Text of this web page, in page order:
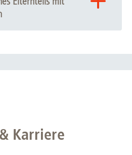
Wir respektieren diesen
Karriere